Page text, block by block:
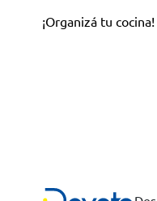
¡Organizá tu